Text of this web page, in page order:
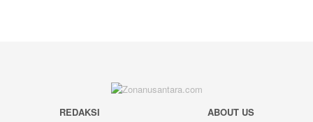
REDAKSI
ABOUT US